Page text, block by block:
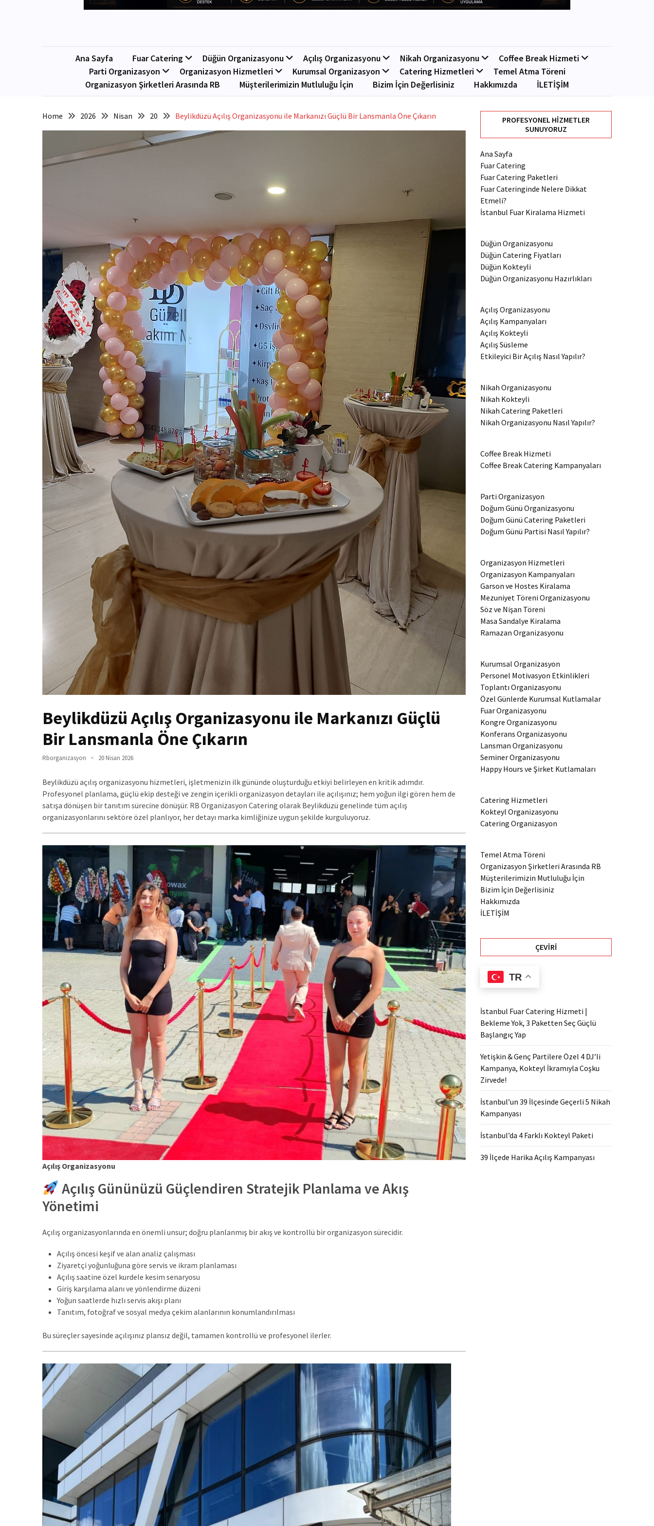
Ana Sayfa Fuar Catering Düğün Organizasyonu Açılış Organizasyonu Nikah Organizasyonu
Coffee Break Hizmeti
Parti Organizasyon
Organizasyon Hizmetleri Kurumsal Organizasyon Catering Hizmetleri
Temel Atma Töreni
Organizasyon Şirketleri Arasında RB
Müşterilerimizin Mutluluğu İçin Bizim İçin Değerlisiniz Hakkımızda İLETİŞİM
Home 2026 Nisan 20 Beylikdüzü Açılış Organizasyonu ile Markanızı Güçlü Bir Lansmanla Öne Çıkarın
Beylikdüzü Açılış Organizasyonu ile Markanızı Güçlü
Bir Lansmanla Öne Çıkarın
Rborganizasyon 20 Nisan 2026
Beylikdüzü açılış organizasyonu hizmetleri, işletmenizin ilk gününde oluşturduğu etkiyi belirleyen en kritik adımdır.
Profesyonel planlama, güçlü ekip desteği ve zengin içerikli organizasyon detayları ile açılışınız; hem yoğun ilgi gören hem de
satışa dönüşen bir tanıtım sürecine dönüşür. RB Organizasyon Catering olarak Beylikdüzü genelinde tüm açılış
organizasyonlarını sektöre özel planlıyor, her detayı marka kimliğinize uygun şekilde kurguluyoruz.
Açılış Organizasyonu
Açılış Gününüzü Güçlendiren Stratejik Planlama ve Akış
Yönetimi
Açılış organizasyonlarında en önemli unsur; doğru planlanmış bir akış ve kontrollü bir organizasyon sürecidir.
Açılış öncesi keşif ve alan analiz çalışması
Ziyaretçi yoğunluğuna göre servis ve ikram planlaması
Açılış saatine özel kurdele kesim senaryosu
Giriş karşılama alanı ve yönlendirme düzeni
Yoğun saatlerde hızlı servis akışı planı
Tanıtım, fotoğraf ve sosyal medya çekim alanlarının konumlandırılması
Bu süreçler sayesinde açılışınız plansız değil, tamamen kontrollü ve profesyonel ilerler.
PROFESYONEL HIZMETLER
SUNUYORUZ
Ana Sayfa
Fuar Catering
Fuar Catering Paketleri
Fuar Cateringinde Nelere Dikkat
Etmeli?
İstanbul Fuar Kiralama Hizmeti
Düğün Organizasyonu
Düğün Catering Fiyatları
Düğün Kokteyli
Düğün Organizasyonu Hazırlıkları
Açılış Organizasyonu
Açılış Kampanyaları
Açılış Kokteyli
Açılış Süsleme
Etkileyici Bir Açılış Nasıl Yapılır?
Nikah Organizasyonu
Nikah Kokteyli
Nikah Catering Paketleri
Nikah Organizasyonu Nasıl Yapılır?
Coffee Break Hizmeti
Coffee Break Catering Kampanyaları
Parti Organizasyon
Doğum Günü Organizasyonu
Doğum Günü Catering Paketleri
Doğum Günü Partisi Nasıl Yapılır?
Organizasyon Hizmetleri
Organizasyon Kampanyaları
Garson ve Hostes Kiralama
Mezuniyet Töreni Organizasyonu
Söz ve Nişan Töreni
Masa Sandalye Kiralama
Ramazan Organizasyonu
Kurumsal Organizasyon
Personel Motivasyon Etkinlikleri
Toplantı Organizasyonu
Özel Günlerde Kurumsal Kutlamalar
Fuar Organizasyonu
Kongre Organizasyonu
Konferans Organizasyonu
Lansman Organizasyonu
Seminer Organizasyonu
Happy Hours ve Şirket Kutlamaları
Catering Hizmetleri
Kokteyl Organizasyonu
Catering Organizasyon
Temel Atma Töreni
Organizasyon Şirketleri Arasında RB
Müşterilerimizin Mutluluğu İçin
Bizim İçin Değerlisiniz
Hakkımızda
İLETİŞİM
ÇEVIRI
TR
İstanbul Fuar Catering Hizmeti |
Bekleme Yok, 3 Paketten Seç Güçlü
Başlangıç Yap
Yetişkin & Genç Partilere Özel 4 DJ’li
Kampanya, Kokteyl İkramıyla Coşku
Zirvede!
İstanbul’un 39 İlçesinde Geçerli 5 Nikah
Kampanyası
İstanbul’da 4 Farklı Kokteyl Paketi
39 İlçede Harika Açılış Kampanyası